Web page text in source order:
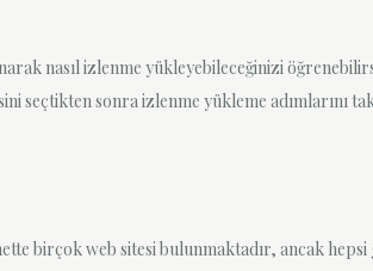
nasıl izlenme yükleyebileceğinizi
seçtikten sonra izlenme yükleme adımlarını
birçok web sitesi bulunmaktadır, ancak